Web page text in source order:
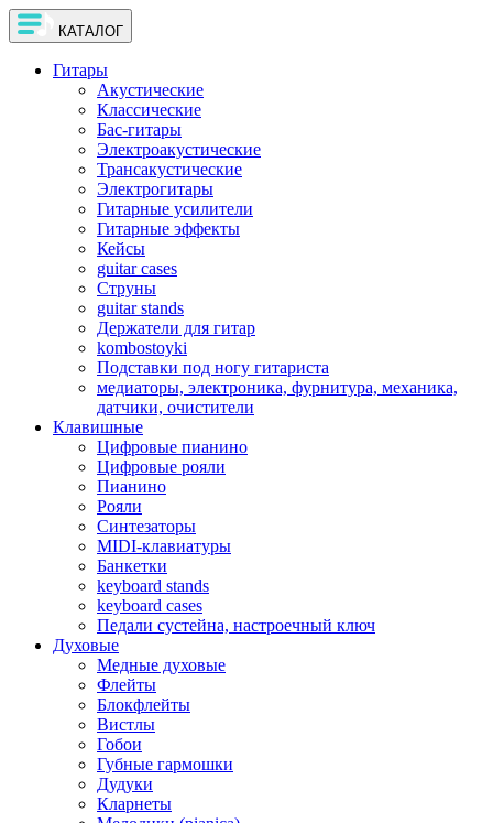
КАТАЛОГ
Гитары
Акустические
Классические
Бас-гитары
Электроакустические
Трансакустические
Электрогитары
Гитарные усилители
Гитарные эффекты
Кейсы
guitar cases
Струны
guitar stands
Держатели для гитар
kombostoyki
Подставки под ногу гитариста
медиаторы, электроника, фурнитура, механика,
датчики, очистители
Клавишные
Цифровые пианино
Цифровые рояли
Пианино
Рояли
Синтезаторы
MIDI-клавиатуры
Банкетки
keyboard stands
keyboard cases
Педали сустейна, настроечный ключ
Духовые
Медные духовые
Флейты
Блокфлейты
Вистлы
Гобои
Губные гармошки
Дудуки
Кларнеты